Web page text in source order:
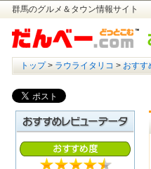
群馬のグルメ＆タウン情報サイト
トップ> ラウライタリコ > おすす